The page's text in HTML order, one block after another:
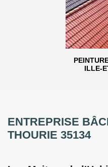
ILLE-
ENTREPRISE
THOURIE 35134